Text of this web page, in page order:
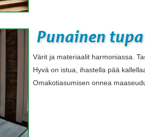
Punainen tupa
Värit ja materiaalit harmoniassa.
Hyvä on istua, ihastella pää
Omakotiasumisen onnea